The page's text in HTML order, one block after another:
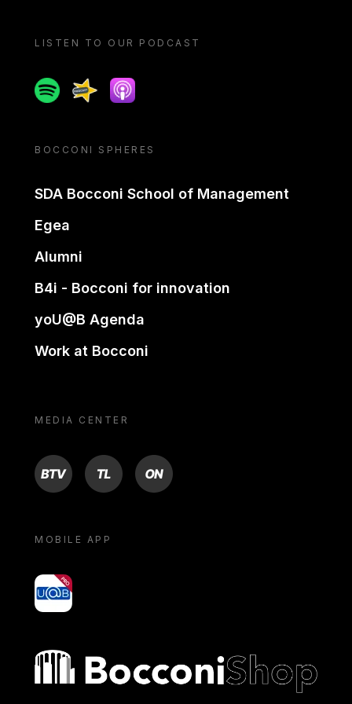
LISTEN TO OUR PODCAST
SpotifySpreakerApple podcast
BOCCONI SPHERES
SDA Bocconi School of Management
Egea
Alumni
B4i - Bocconi for innovation
yoU@B Agenda
Work at Bocconi
MEDIA CENTER
BTV TL ON
MOBILE APP
yoU@B
Bocconi shop